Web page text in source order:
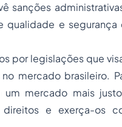
sanções
qualidade e segurança
por legislações que
mercado brasileiro.
mercado mais
e exerça-os